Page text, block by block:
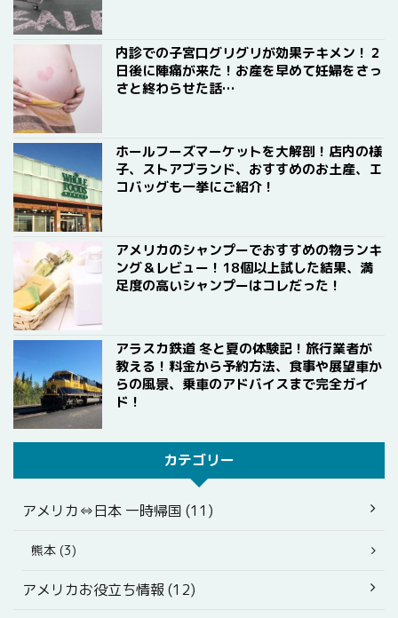
内診での子宮口グリグリが効果テキメン！２
日後に陣痛が来た！お産を早めて妊婦をさっ
さと終わらせた話…
ホールフーズマーケットを大解剖！店内の様
子、ストアブランド、おすすめのお土産、エ
コバッグも一挙にご紹介！
アメリカのシャンプーでおすすめの物ランキ
ング＆レビュー！18個以上試した結果、満
足度の高いシャンプーはコレだった！
アラスカ鉄道 冬と夏の体験記！旅行業者が
教える！料金から予約方法、食事や展望車か
らの風景、乗車のアドバイスまで完全ガイ
ド！
カテゴリー
アメリカ⇔日本 一時帰国 (11)
熊本 (3)
アメリカお役立ち情報 (12)